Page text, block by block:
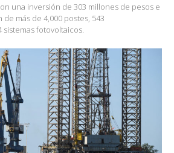
una inversión de 303 millones de pesos e
más de 4,000 postes, 543
sistemas fotovoltaicos.